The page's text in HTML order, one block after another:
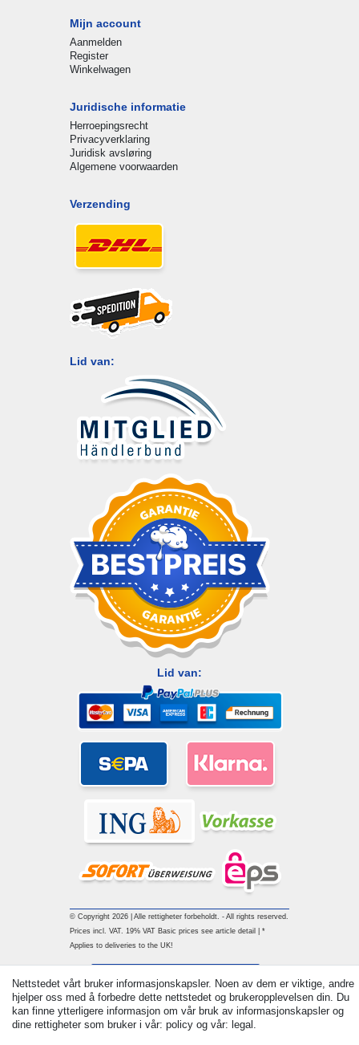
Mijn account
Aanmelden
Register
Winkelwagen
Juridische informatie
Herroepingsrecht
Privacyverklaring
Juridisk avsløring
Algemene voorwaarden
Verzending
Lid van:
Lid van:
© Copyright 2026 | Alle rettigheter forbeholdt. - All rights reserved.
Prices incl. VAT. 19% VAT Basic prices see article detail | *
Applies to deliveries to the UK!
Nettstedet vårt bruker informasjonskapsler. Noen av dem er viktige, andre
hjelper oss med å forbedre dette nettstedet og brukeropplevelsen din. Du
kan finne ytterligere informasjon om vår bruk av informasjonskapsler og
dine rettigheter som bruker i vår: policy og vår: legal.
Withdraw from contract here
Ta kontakt med